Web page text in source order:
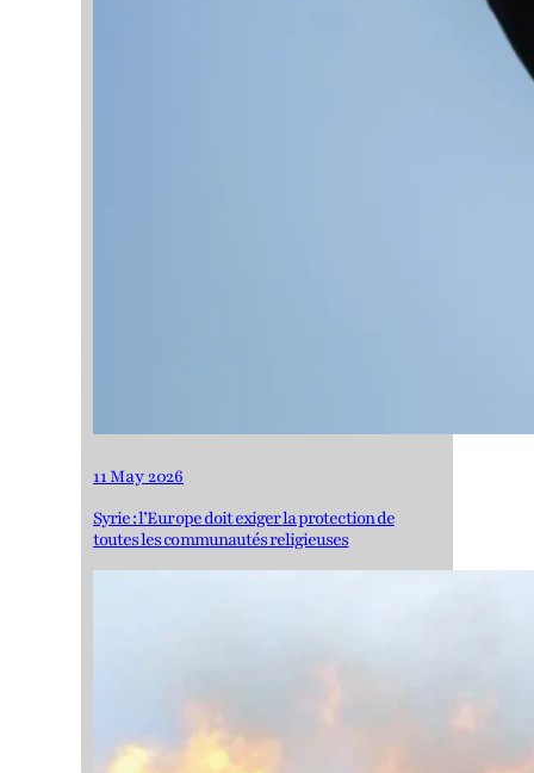
11 May 2026
Syrie : l’Europe doit exiger la protection de
toutes les communautés religieuses